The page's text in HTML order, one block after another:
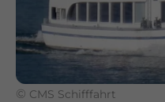
© CMS Schifffahrt